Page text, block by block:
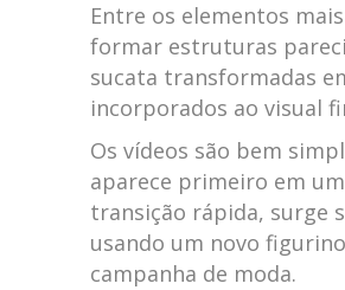
Entre os elementos
formar estruturas
sucata transformadas
incorporados ao visual
Os vídeos são bem
aparece primeiro em
transição rápida, surge
usando um novo
campanha de moda.